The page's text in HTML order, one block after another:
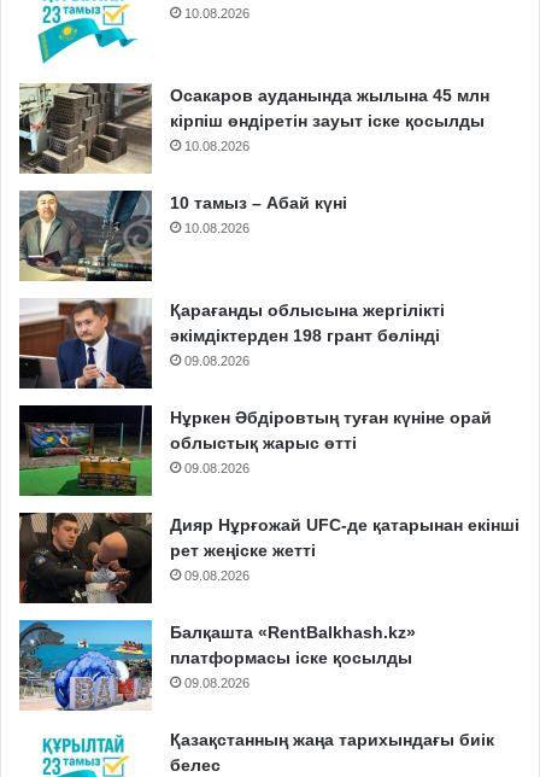
10.08.2026
Осакаров ауданында жылына 45 млн
кірпіш өндіретін зауыт іске қосылды
10.08.2026
10 тамыз – Абай күні
10.08.2026
Қарағанды облысына жергілікті
әкімдіктерден 198 грант бөлінді
09.08.2026
Нұркен Әбдіровтың туған күніне орай
облыстық жарыс өтті
09.08.2026
Дияр Нұрғожай UFC-де қатарынан екінші
рет жеңіске жетті
09.08.2026
Балқашта «RentBalkhash.kz»
платформасы іске қосылды
09.08.2026
Қазақстанның жаңа тарихындағы биік
белес